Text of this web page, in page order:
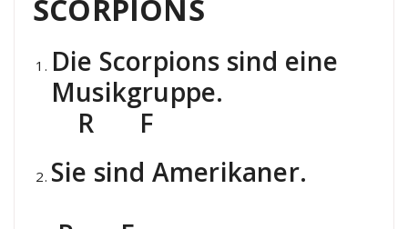
SCORPIONS
Die Scorpions sind eine
Musikgruppe.
R F
Sie sind Amerikaner.